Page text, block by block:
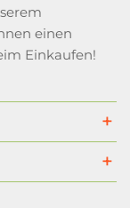
einen
Einkaufen!